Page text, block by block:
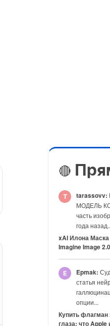
🔴
tarassovv:
МОДЕЛЬ
часть
года
xAI Илона
Imagine Image
Epmak:
статья
опции...
Купить флагман
глаза: что Apple